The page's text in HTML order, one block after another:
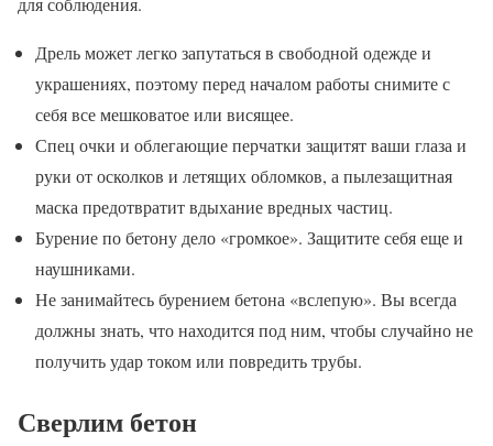
Дрель может легко запутаться в свободной одежде и
украшениях, поэтому перед началом работы снимите с
себя все мешковатое или висящее.
Спец очки и облегающие перчатки защитят ваши глаза и
руки от осколков и летящих обломков, а пылезащитная
маска предотвратит вдыхание вредных частиц.
Бурение по бетону дело «громкое». Защитите себя еще и
наушниками.
Не занимайтесь бурением бетона «вслепую». Вы всегда
должны знать, что находится под ним, чтобы случайно не
получить удар током или повредить трубы.
Сверлим бетон